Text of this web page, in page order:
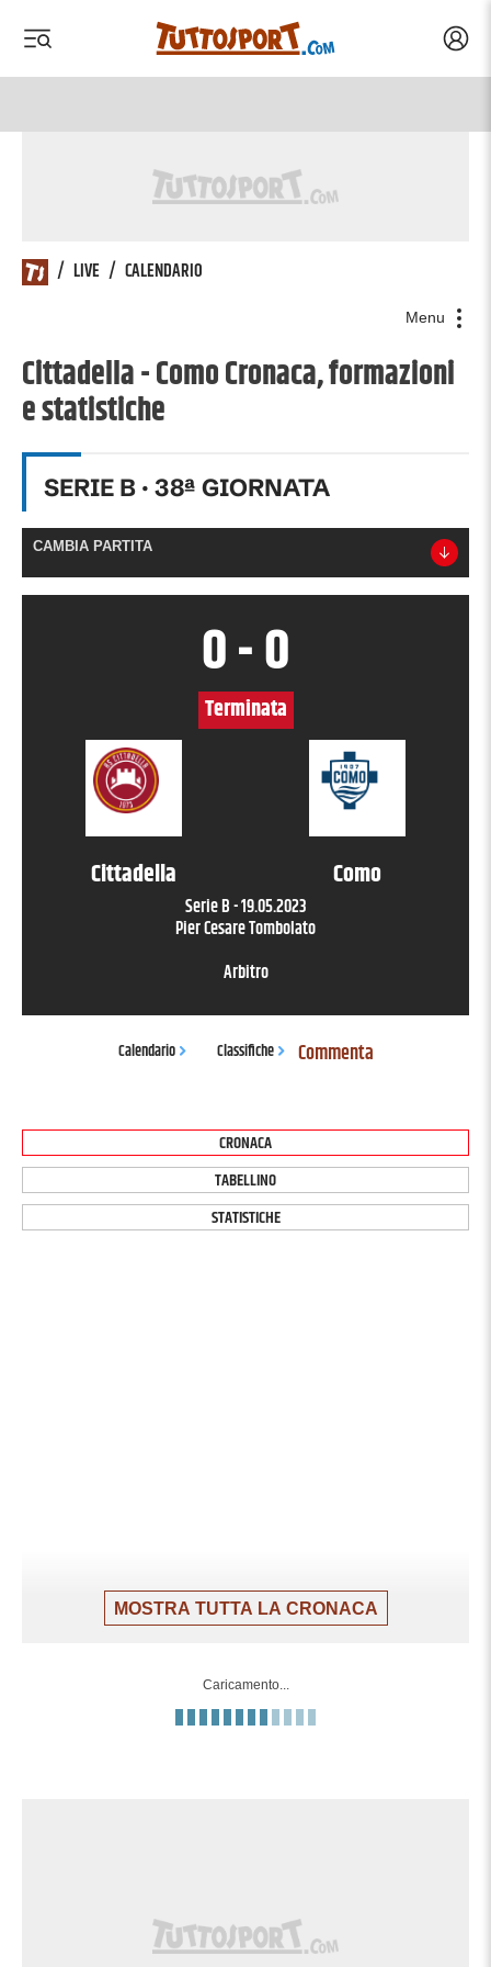
/ LIVE / CALENDARIO
Menu
Cittadella - Como Cronaca, formazioni
e statistiche
SERIE B · 38ª GIORNATA
CAMBIA PARTITA
Cittadella Como
0-0
Terminata
Serie B-19.05.2023
Pier Cesare Tombolato
Arbitro
Calendario Classifiche Commenta
CRONACA
TABELLINO
STATISTICHE
MOSTRA TUTTA LA CRONACA
Caricamento...